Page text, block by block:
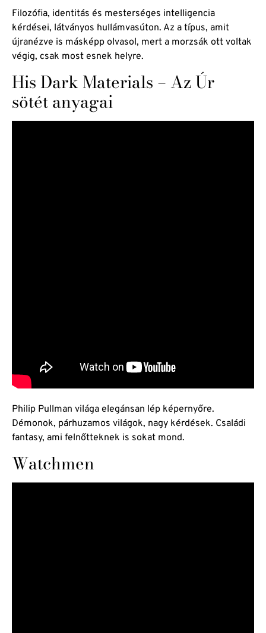
Filozófia, identitás és mesterséges intelligencia
kérdései, látványos hullámvasúton. Az a típus, amit
újranézve is másképp olvasol, mert a morzsák ott voltak
végig, csak most esnek helyre.
His Dark Materials – Az Úr
sötét anyagai
Philip Pullman világa elegánsan lép képernyőre.
Démonok, párhuzamos világok, nagy kérdések. Családi
fantasy, ami felnőtteknek is sokat mond.
Watchmen